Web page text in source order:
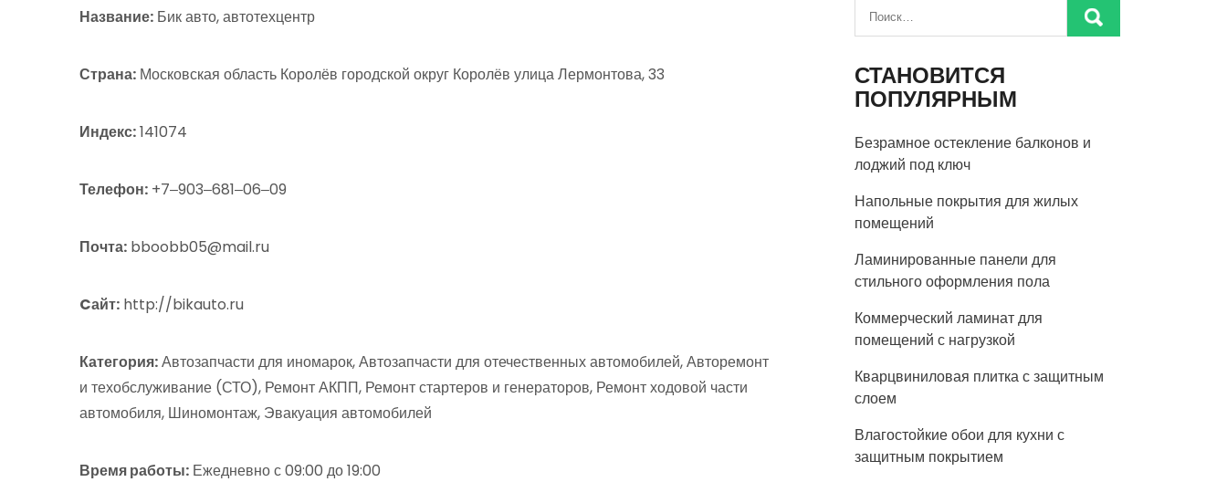
Название: Бик авто, автотехцентр
Страна: Московская область Королёв городской округ Королёв улица Лермонтова, 33
Индекс:141074
Телефон: +7‒903‒681‒06‒09
Почта: bboobb05@mail.ru
Cайт: http://bikauto.ru
Категория:Автозапчасти для иномарок, Автозапчасти для отечественных автомобилей, Авторемонт
и техобслуживание (СТО), Ремонт АКПП, Ремонт стартеров и генераторов, Ремонт ходовой части
автомобиля, Шиномонтаж, Эвакуация автомобилей
Время работы: Ежедневно с 09:00 до 19:00
СТАНОВИТСЯ
ПОПУЛЯРНЫМ
Безрамное остекление балконов и
лоджий под ключ
Напольные покрытия для жилых
помещений
Ламинированные панели для
стильного оформления пола
Коммерческий ламинат для
помещений с нагрузкой
Кварцвиниловая плитка с защитным
слоем
Влагостойкие обои для кухни с
защитным покрытием